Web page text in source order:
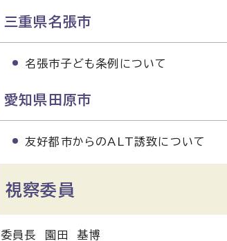
三重県名張市
名張市子ども条例について
愛知県田原市
友好都市からのALT誘致について
視察委員
委員長 園田 基博